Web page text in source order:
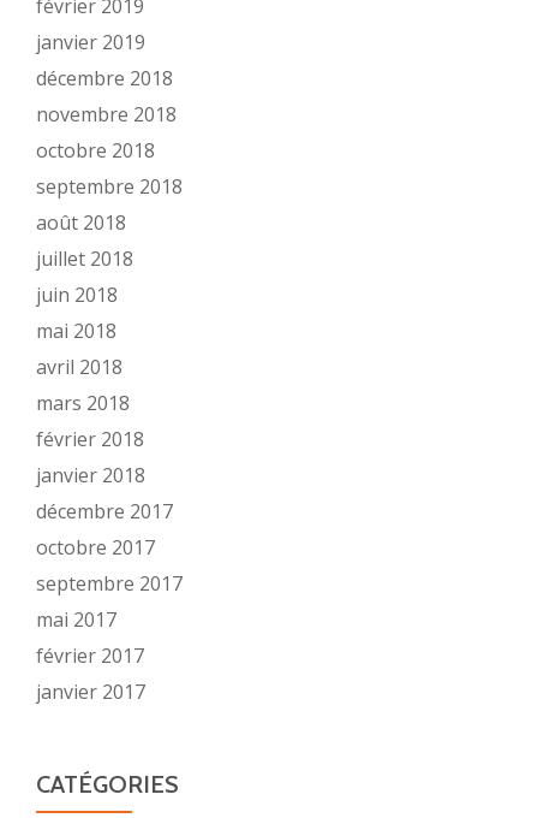
février 2019
janvier 2019
décembre 2018
novembre 2018
octobre 2018
septembre 2018
août 2018
juillet 2018
juin 2018
mai 2018
avril 2018
mars 2018
février 2018
janvier 2018
décembre 2017
octobre 2017
septembre 2017
mai 2017
février 2017
janvier 2017
CATÉGORIES